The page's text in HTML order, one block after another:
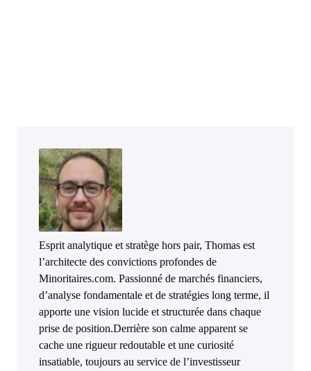
Esprit analytique et stratège hors pair, Thomas est
l’architecte des convictions profondes de
Minoritaires.com. Passionné de marchés financiers,
d’analyse fondamentale et de stratégies long terme, il
apporte une vision lucide et structurée dans chaque
prise de position.Derrière son calme apparent se
cache une rigueur redoutable et une curiosité
insatiable, toujours au service de l’investisseur